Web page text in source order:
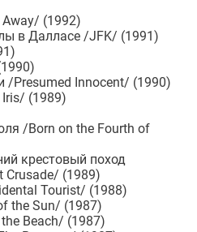
(1992)
в Далласе /JFK/ (1991)
/Presumed Innocent/ (1990)
(1989)
/Born on the Fourth of
крестовый поход
Crusade/ (1989)
Tourist/ (1988)
the Sun/ (1987)
Beach/ (1987)